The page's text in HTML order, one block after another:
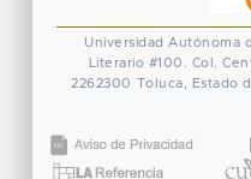
Universidad Autónoma
Literario #100. Col.
2262300 Toluca, Estado